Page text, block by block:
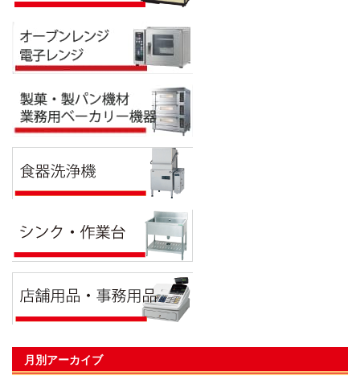
月別アーカイブ